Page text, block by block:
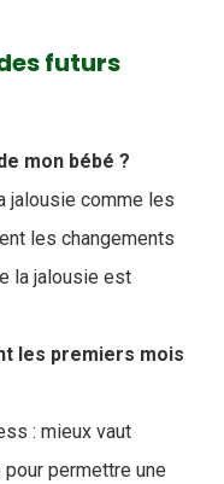
futurs
mon bébé ?
jalousie comme les
les changements
la jalousie est
les premiers mois
: mieux vaut
permettre une